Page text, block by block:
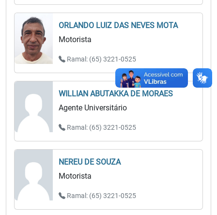
ORLANDO LUIZ DAS NEVES MOTA
Motorista
Ramal: (65) 3221-0525
WILLIAN ABUTAKKA DE MORAES
Agente Universitário
Ramal: (65) 3221-0525
NEREU DE SOUZA
Motorista
Ramal: (65) 3221-0525